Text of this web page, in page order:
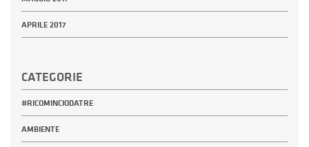
APRILE 2017
CATEGORIE
#RICOMINCIODATRE
AMBIENTE